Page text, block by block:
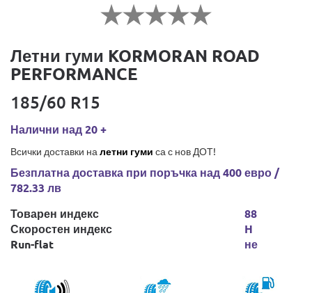
Летни гуми KORMORAN ROAD
PERFORMANCE
185/60 R15
Налични над 20 +
Всички доставки на летни гуми са с нов ДОТ!
Безплатна доставка при поръчка над 400 евро /
782.33 лв
Товарен индекс
Скоростен индекс
Run-flat
88
H
не